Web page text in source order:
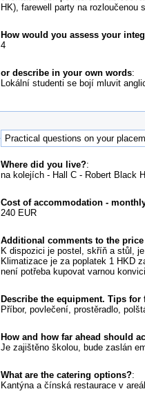
HK), farewell party na rozloučenou
How would you assess your
4
or describe in your own words:
Lokální studenti se bojí mluvit
Practical questions on your
Where did you live?:
na kolejích - Hall C - Robert Black
Cost of accommodation -
240 EUR
Additional comments to the
K dispozici je postel, skříň a stůl,
Klimatizace je za poplatek 1 HKD
není potřeba kupovat varnou
Describe the equipment. Tips
Příbor, povlečení, prostěradlo,
How and how far ahead should
Je zajištěno školou, bude zaslán
What are the catering options?:
Kantýna a čínská restaurace v